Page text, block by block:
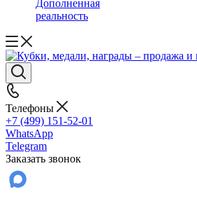
Дополненная
реальность
Телефоны
+7 (499) 151-52-01
WhatsApp
Telegram
Заказать звонок